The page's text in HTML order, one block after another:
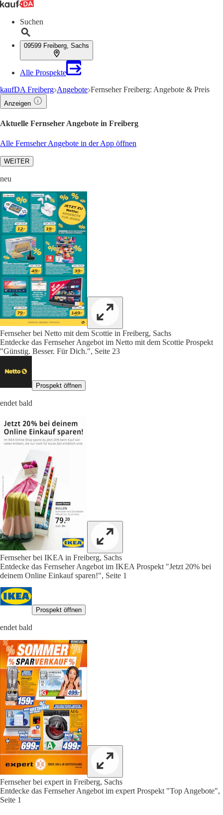
Suchen
09599 Freiberg, Sachs
Alle Prospekte
kaufDA Freiberg Angebote Fernseher Freiberg: Angebote & Preis
Anzeigen
Aktuelle Fernseher Angebote in Freiberg
Alle Fernseher Angebote in der App öffnen
WEITER
neu
Fernseher bei Netto mit dem Scottie in Freiberg, Sachs
Entdecke das Fernseher Angebot im Netto mit dem Scottie Prospekt
"Günstig. Besser. Für Dich.", Seite 23
Prospekt öffnen
endet bald
Fernseher bei IKEA in Freiberg, Sachs
Entdecke das Fernseher Angebot im IKEA Prospekt "Jetzt 20% bei
deinem Online Einkauf sparen!", Seite 1
Prospekt öffnen
endet bald
Fernseher bei expert in Freiberg, Sachs
Entdecke das Fernseher Angebot im expert Prospekt "Top Angebote",
Seite 1